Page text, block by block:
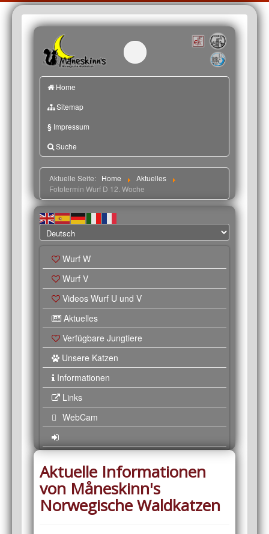
Home
Sitemap
§ Impressum
Suche
Aktuelle Seite: Home
Aktuelles
Fototermin Wurf D 12. Woche
Wurf W
Wurf V
Videos Wurf U und V
Aktuelles
Verfügbare Jungtiere
Unsere Katzen
Informationen
Links
WebCam
Aktuelle Informationen
von Måneskinn's
Norwegische Waldkatzen